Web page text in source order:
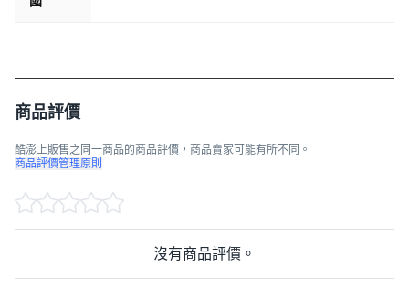
得獎記錄
★入選臺北市圖好書大家讀推薦
各界好評
換位思考,脫離一下自己的煩惱,抑或只是單純滿足於閱讀與想像
的喜悅,都是一件令人感到幸福的事。──江福祐 新北市板橋國小
商品評價
酷澎上販售之同一商品的商品評價，商品賣家可能有所不同。
商品評價管理原則
沒有商品評價。